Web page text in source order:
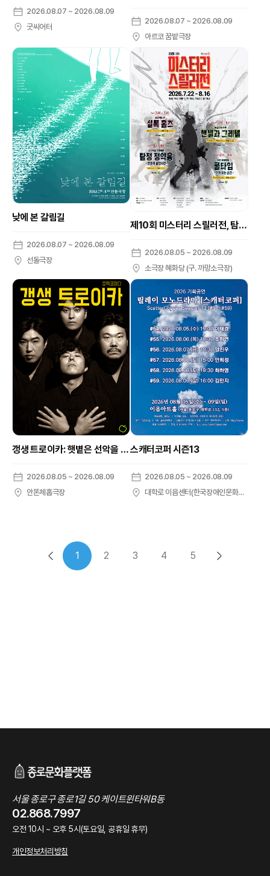
2026.08.07 ~ 2026.08.09
굿씨어터
2026.08.07 ~ 2026.08.09
아르코 꿈밭극장
낮에 본 갈림길
2026.08.07 ~ 2026.08.09
선돌극장
제10회 미스터리 스릴러전, 탐정 정약용: 안조이 살인사건
2026.08.05 ~ 2026.08.09
소극장 혜화당 (구. 까망소극장)
갱생 트로이카: 햇볕은 선악을 가리지 않는다 [대학로]
2026.08.05 ~ 2026.08.09
안똔체홉극장
스캐터코퍼 시즌13
2026.08.05 ~ 2026.08.09
대학로 이음센터(한국장애인문화예술원)
1 2 3 4 5
서울 종로구 종로1길 50 케이트윈타워B동
02.868.7997
오전 10시 ~ 오후 5시(토요일, 공휴일 휴무)
개인정보처리방침